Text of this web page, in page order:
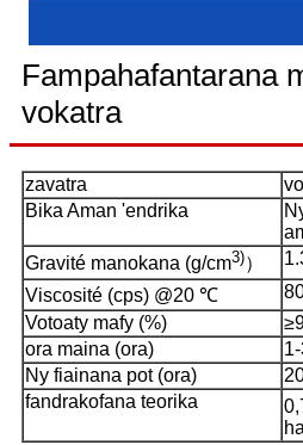
Fampahafantarana
vokatra
zavatra
Bika Aman 'endrika
Gravité manokana (g/cm3)）
Viscosité (cps) @20 ℃
Votoaty mafy (%)
ora maina (ora)
Ny fiainana pot (ora)
fandrakofana teorika